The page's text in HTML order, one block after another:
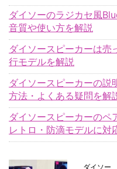
ダイソーのラジカセ風
音質や使い方を解説
ダイソースピーカーは売
行モデルを解説
ダイソースピーカーの説
方法・よくある疑問を解
ダイソースピーカーのペ
レトロ・防滴モデルに対
ダイソー